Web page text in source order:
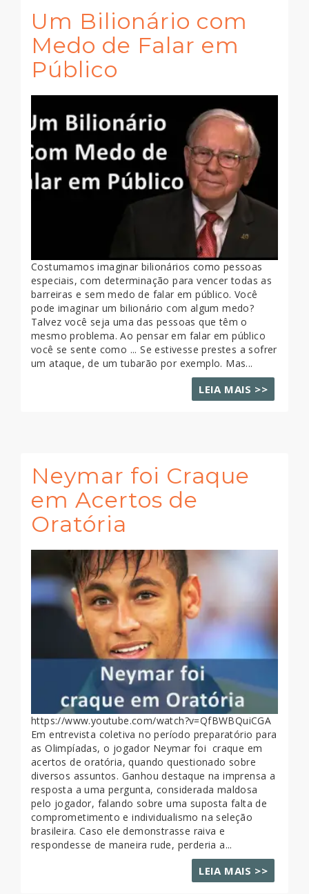
Um Bilionário com
Medo de Falar em
Público
Costumamos imaginar bilionários como pessoas
especiais, com determinação para vencer todas as
barreiras e sem medo de falar em público. Você
pode imaginar um bilionário com algum medo?
Talvez você seja uma das pessoas que têm o
mesmo problema. Ao pensar em falar em público
você se sente como ... Se estivesse prestes a sofrer
um ataque, de um tubarão por exemplo. Mas...
LEIA MAIS >>
Neymar foi Craque
em Acertos de
Oratória
https://www.youtube.com/watch?v=QfBWBQuiCGA
Em entrevista coletiva no período preparatório para
as Olimpíadas, o jogador Neymar foi craque em
acertos de oratória, quando questionado sobre
diversos assuntos. Ganhou destaque na imprensa a
resposta a uma pergunta, considerada maldosa
pelo jogador, falando sobre uma suposta falta de
comprometimento e individualismo na seleção
brasileira. Caso ele demonstrasse raiva e
respondesse de maneira rude, perderia a...
LEIA MAIS >>